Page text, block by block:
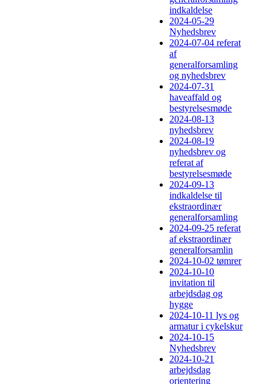
indkaldelse
2024-05-29
Nyhedsbrev
2024-07-04 referat
af
generalforsamling
og nyhedsbrev
2024-07-31
haveaffald og
bestyrelsesmøde
2024-08-13
nyhedsbrev
2024-08-19
nyhedsbrev og
referat af
bestyrelsesmøde
2024-09-13
indkaldelse til
ekstraordinær
generalforsamling
2024-09-25 referat
af ekstraordinær
generalforsamlin
2024-10-02 tømrer
2024-10-10
invitation til
arbejdsdag og
hygge
2024-10-11 lys og
armatur i cykelskur
2024-10-15
Nyhedsbrev
2024-10-21
arbejdsdag
orientering